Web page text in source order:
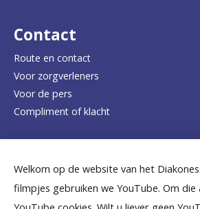
Welkom op de website van het
filmpjes gebruiken we YouTube. Om
d
e
h
o
p
a
Contact
Route en contact
Voor zorgverleners
Voor de pers
Compliment of klacht
Dicht bij jou
B B B B